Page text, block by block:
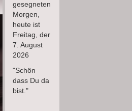
gesegneten
Morgen,
heute ist
Freitag, der
7. August
2026
"Schön
dass Du da
bist."